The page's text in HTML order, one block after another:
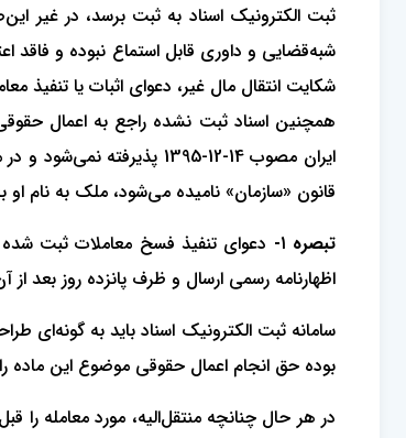
ثبت الکترونیک اسناد به ثبت برسد، در غیر
شبه‌قضایی و داوری قابل استماع نبوده و
شکایت انتقال مال غیر، دعوای اثبات یا تنفیذ
ایران مصوب 14-12-
قانون «سازمان» نامیده می‌شود، ملک به نام
تبصره ۱-
دعوای تنفیذ فسخ معاملات ثبت
اظهارنامه رسمی ارسال و ظرف پانزده روز
سامانه ثبت الکترونیک اسناد باید به گونه‌ای
بوده حق انجام اعمال حقوقی موضوع این ماده را
در هر حال چنانچه منتقل‌الیه، مورد معامله